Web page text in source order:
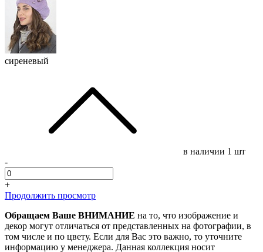
сиреневый
в наличии 1 шт
-
+
Продолжить просмотр
Обращаем Ваше ВНИМАНИЕ на то, что изображение и
декор могут отличаться от представленных на фотографии, в
том числе и по цвету. Если для Вас это важно, то уточните
информацию у менеджера. Данная коллекция носит